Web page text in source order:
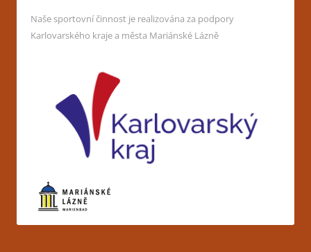
Naše sportovní činnost je realizována za podpory
Karlovarského kraje a města Mariánské Lázně